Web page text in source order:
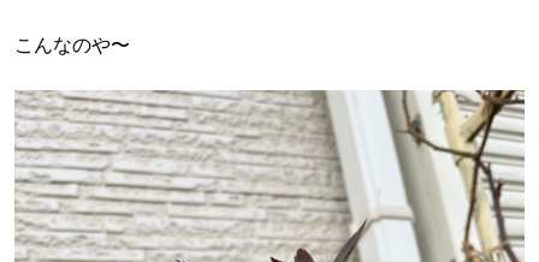
こんなのや〜